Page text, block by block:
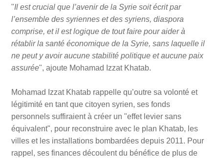
"Il est crucial que l’avenir de la Syrie soit écrit par
l’ensemble des syriennes et des syriens, diaspora
comprise, et il est logique de tout faire pour aider à
rétablir la santé économique de la Syrie, sans laquelle il
ne peut y avoir aucune stabilité politique et aucune paix
assurée", ajoute Mohamad Izzat Khatab.
Mohamad Izzat Khatab rappelle qu’outre sa volonté et
légitimité en tant que citoyen syrien, ses fonds
personnels suffiraient à créer un "effet levier sans
équivalent", pour reconstruire avec le plan Khatab, les
villes et les installations bombardées depuis 2011. Pour
rappel, ses finances découlent du bénéfice de plus de